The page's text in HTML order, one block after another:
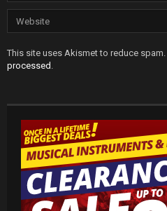
This site uses Akismet to reduce spam.
processed .